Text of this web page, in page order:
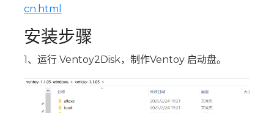
cn.html
安装步骤
1、运行 Ventoy2Disk，制作Ventoy 启动盘。